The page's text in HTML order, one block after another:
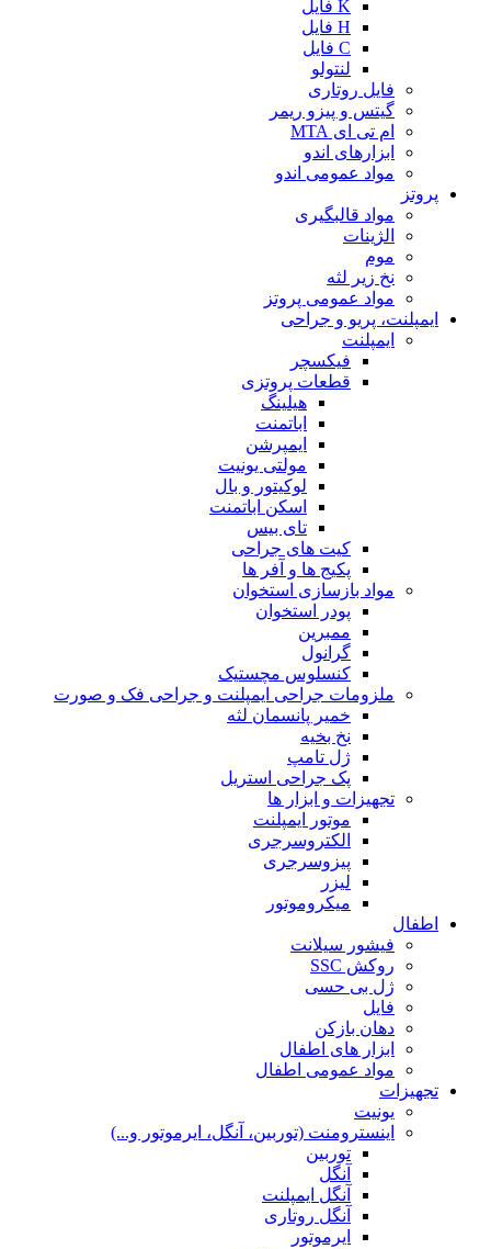
K فایل
H فایل
C فایل
لنتولو
فایل روتاری
گیتس و پیزو ریمر
ام تی ای MTA
ابزارهای اندو
مواد عمومی اندو
پروتز
مواد قالبگیری
الژینات
موم
نخ زیر لثه
مواد عمومی پروتز
ایمپلنت، پریو و جراحی
ایمپلنت
فیکسچر
قطعات پروتزی
هیلینگ
اباتمنت
ایمپرشن
مولتی یونیت
لوکیتور و بال
اسکن اباتمنت
تای بیس
کیت های جراحی
پکیج ها و آفر ها
مواد بازسازی استخوان
پودر استخوان
ممبرین
گرانول
کنسلوس مچستیک
ملزومات جراحی ایمپلنت و جراحی فک و صورت
خمیر پانسمان لثه
نخ بخیه
ژل تامپ
پک جراحی استریل
تجهیزات و ابزار ها
موتور ایمپلنت
الکتروسرجری
پیزوسرجری
لیزر
میکروموتور
اطفال
فیشور سیلانت
روکش SSC
ژل بی حسی
فایل
دهان بازکن
ابزار های اطفال
مواد عمومی اطفال
تجهیزات
یونیت
اینسترومنت (توربین، آنگل، ایرموتور و...)
توربین
آنگل
آنگل ایمپلنت
آنگل روتاری
ایرموتور